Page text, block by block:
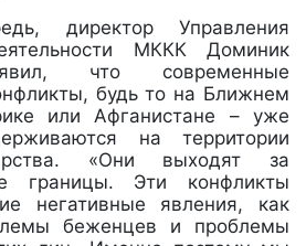
директор Управления
МККК Доминик
что современные
будь то на Ближнем
или Афганистане – уже
на территории
«Они выходят за
границы. Эти конфликты
негативные явления, как
беженцев и проблемы